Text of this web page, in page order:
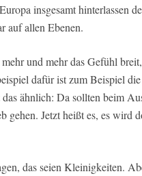
insgesamt hinterlassen
auf allen Ebenen.
und mehr das Gefühl
dafür ist zum Beispiel
ähnlich: Da sollten beim
gehen. Jetzt heißt es, es wird
das seien Kleinigkeiten.